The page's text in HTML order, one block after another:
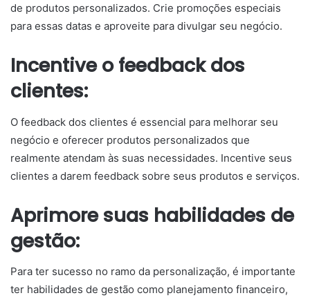
de produtos personalizados. Crie promoções especiais
para essas datas e aproveite para divulgar seu negócio.
Incentive o feedback dos
clientes:
O feedback dos clientes é essencial para melhorar seu
negócio e oferecer produtos personalizados que
realmente atendam às suas necessidades. Incentive seus
clientes a darem feedback sobre seus produtos e serviços.
Aprimore suas habilidades de
gestão:
Para ter sucesso no ramo da personalização, é importante
ter habilidades de gestão como planejamento financeiro,